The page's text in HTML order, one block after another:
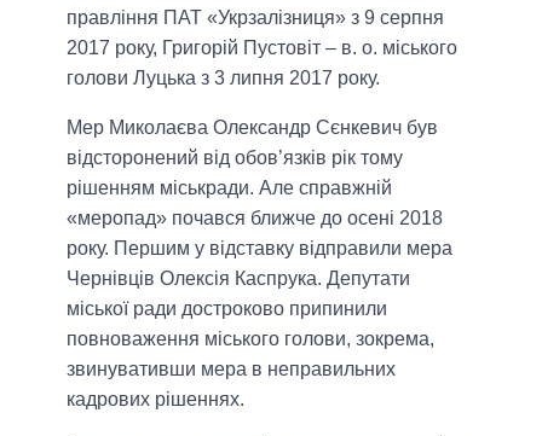
правління ПАТ «Укрзалізниця» з 9 серпня
2017 року, Григорій Пустовіт – в. о. міського
голови Луцька з 3 липня 2017 року.
Мер Миколаєва Олександр Сєнкевич був
відсторонений від обов’язків рік тому
рішенням міськради. Але справжній
«меропад» почався ближче до осені 2018
року. Першим у відставку відправили мера
Чернівців Олексія Каспрука. Депутати
міської ради достроково припинили
повноваження міського голови, зокрема,
звинувативши мера в неправильних
кадрових рішеннях.